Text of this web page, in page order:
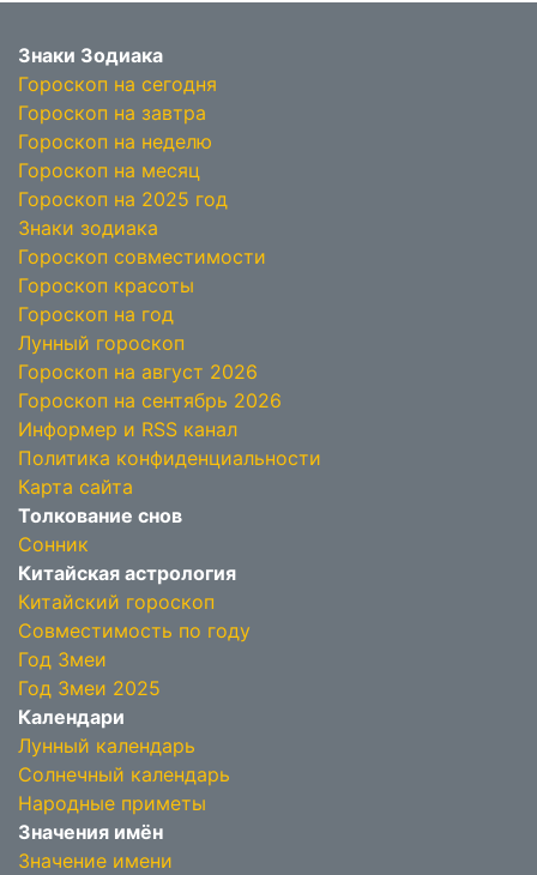
Знаки Зодиака
Гороскоп на сегодня
Гороскоп на завтра
Гороскоп на неделю
Гороскоп на месяц
Гороскоп на 2025 год
Знаки зодиака
Гороскоп совместимости
Гороскоп красоты
Гороскоп на год
Лунный гороскоп
Гороскоп на август 2026
Гороскоп на сентябрь 2026
Информер и RSS канал
Политика конфиденциальности
Карта сайта
Толкование снов
Сонник
Китайская астрология
Китайский гороскоп
Совместимость по году
Год Змеи
Год Змеи 2025
Календари
Лунный календарь
Солнечный календарь
Народные приметы
Значения имён
Значение имени